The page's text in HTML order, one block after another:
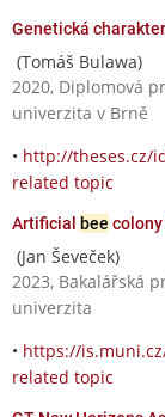
Genetická
(Tomáš Bulawa)
2020, Diplomová
univerzita v Brně
• http://theses.cz/
related topic
Artificial bee
(Jan Ševeček)
2023, Bakalářská
univerzita
• https://
related topic